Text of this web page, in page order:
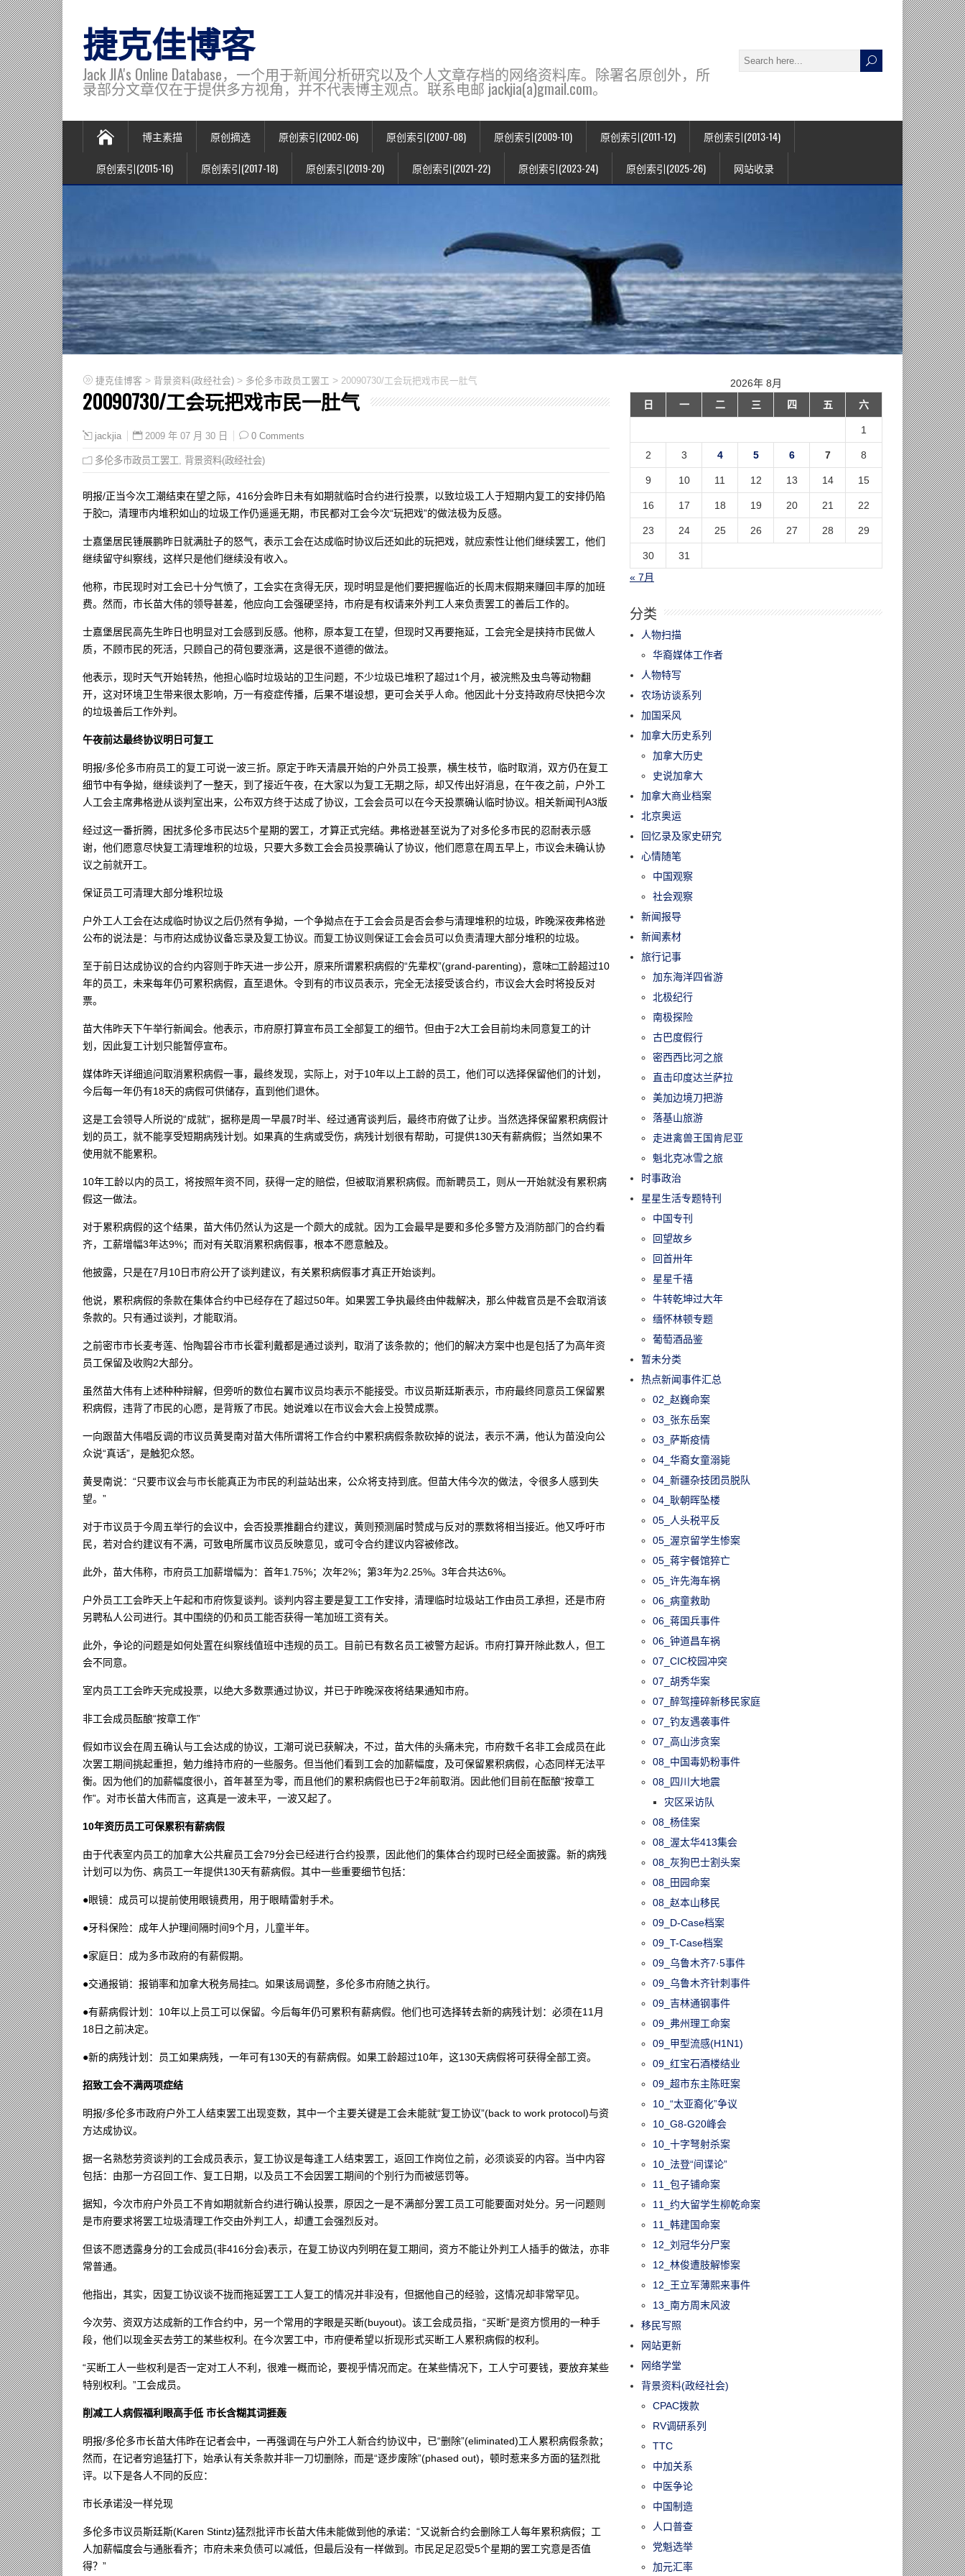
捷克佳博客
Jack JIA's Online Database，一个用于新闻分析研究以及个人文章存档的网络资料库。除署名原创外，所
录部分文章仅在于提供多方视角，并不代表博主观点。联系电邮 jackjia(a)gmail.com。
博主素描 原创摘选 原创索引(2002-06) 原创索引(2007-08) 原创索引(2009-10) 原创索引(2011-12) 原创索引(2013-14)
原创索引(2015-16) 原创索引(2017-18) 原创索引(2019-20) 原创索引(2021-22) 原创索引(2023-24) 原创索引(2025-26) 网站收录
捷克佳博客 > 背景资料(政经社会) > 多伦多市政员工罢工 > 20090730/工会玩把戏市民一肚气
20090730/工会玩把戏市民一肚气
jackjia 2009 年 07 月 30 日 0 Comments
多伦多市政员工罢工 背景资料(政经社会)
明报/正当今次工潮结束在望之际，416分会昨日未有如期就临时合约进行投票，以致垃圾工人于短期内复工的安排仍陷
于胶□，清理市内堆积如山的垃圾工作仍遥遥无期，市民都对工会今次“玩把戏”的做法极为反感。
士嘉堡居民锺展鹏昨日就满肚子的怒气，表示工会在达成临时协议后还如此的玩把戏，就应索性让他们继续罢工，他们
继续留守纠察线，这样只是他们继续没有收入。
他称，市民现时对工会已十分气愤了，工会实在贪得无厌，现时明显是他们要把握临近的长周末假期来赚回丰厚的加班
费。然而，市长苗大伟的领导甚差，他应向工会强硬坚持，市府是有权请来外判工人来负责罢工的善后工作的。
士嘉堡居民高先生昨日也明显对工会感到反感。他称，原本复工在望，但现时又再要拖延，工会完全是挟持市民做人
质，不顾市民的死活，只顾自己的荷包要涨满，这是很不道德的做法。
他表示，现时天气开始转热，他担心临时垃圾站的卫生问题，不少垃圾已堆积了超过1个月，被浣熊及虫鸟等动物翻
开，这对环境卫生带来很太影响，万一有疫症传播，后果不堪设想，更可会关乎人命。他因此十分支持政府尽快把今次
的垃圾善后工作外判。
午夜前达最终协议明日可复工
明报/多伦多市府员工的复工可说一波三折。原定于昨天清晨开始的户外员工投票，横生枝节，临时取消，双方仍在复工
细节中有争拗，继续谈判了一整天，到了接近午夜，在大家以为复工无期之际，却又传出好消息，在午夜之前，户外工
人工会主席弗格逊从谈判室出来，公布双方终于达成了协议，工会会员可以在今天投票确认临时协议。相关新闻刊A3版
经过这一番折腾，困扰多伦多市民达5个星期的罢工，才算正式完结。弗格逊甚至说为了对多伦多市民的忍耐表示感
谢，他们愿意尽快复工清理堆积的垃圾，只要大多数工会会员投票确认了协议，他们愿意在周五早上，市议会未确认协
议之前就开工。
保证员工可清理大部分堆积垃圾
户外工人工会在达成临时协议之后仍然有争拗，一个争拗点在于工会会员是否会参与清理堆积的垃圾，昨晚深夜弗格逊
公布的说法是：与市府达成协议备忘录及复工协议。而复工协议则保证工会会员可以负责清理大部分堆积的垃圾。
至于前日达成协议的合约内容则于昨天进一步公开，原来所谓累积病假的“先辈权”(grand-parenting)，意味□工龄超过10
年的员工，未来每年仍可累积病假，直至退休。令到有的市议员表示，完全无法接受该合约，市议会大会时将投反对
票。
苗大伟昨天下午举行新闻会。他表示，市府原打算宣布员工全部复工的细节。但由于2大工会目前均未同意复工的计
划，因此复工计划只能暂停宣布。
媒体昨天详细追问取消累积病假一事，最终发现，实际上，对于10年以上工龄的员工，他们可以选择保留他们的计划，
今后每一年仍有18天的病假可供储存，直到他们退休。
这是工会领导人所说的“成就”，据称是周一早晨7时半、经过通宵谈判后，最终市府做了让步。当然选择保留累积病假计
划的员工，就不能享受短期病残计划。如果真的生病或受伤，病残计划很有帮助，可提供130天有薪病假；当然如果不
使用就不能累积。
10年工龄以内的员工，将按照年资不同，获得一定的赔偿，但被取消累积病假。而新聘员工，则从一开始就没有累积病
假这一做法。
对于累积病假的这个结果，苗大伟仍然认为这是一个颇大的成就。因为工会最早是要和多伦多警方及消防部门的合约看
齐，工薪增幅3年达9%；而对有关取消累积病假事，根本不愿意触及。
他披露，只是在7月10日市府公开了谈判建议，有关累积病假事才真正开始谈判。
他说，累积病假的条款在集体合约中已经存在了超过50年。如果罢工争执最终由仲裁解决，那么仲裁官员是不会取消该
条款的。只有通过谈判，才能取消。
之前密市市长麦考莲、怡陶碧谷市市长霍利戴都是通过谈判，取消了该条款的；他们的解决方案中也是包括了为高年资
员工保留及收购2大部分。
虽然苗大伟有上述种种辩解，但旁听的数位右翼市议员均表示不能接受。市议员斯廷斯表示，市府最终同意员工保留累
积病假，违背了市民的心愿，是背叛了市民。她说难以在市议会大会上投赞成票。
一向跟苗大伟唱反调的市议员黄旻南对苗大伟所谓将工作合约中累积病假条款砍掉的说法，表示不满，他认为苗没向公
众说“真话”，是触犯众怒。
黄旻南说：“只要市议会与市长能真正为市民的利益站出来，公众将支持到底。但苗大伟今次的做法，令很多人感到失
望。”
对于市议员于今周五举行的会议中，会否投票推翻合约建议，黄则预测届时赞成与反对的票数将相当接近。他又呼吁市
民，若对合约建议有不满，可致电所属市议员反映意见，或可令合约建议内容被修改。
此外，苗大伟称，市府员工加薪增幅为：首年1.75%；次年2%；第3年为2.25%。3年合共达6%。
户外员工工会昨天上午起和市府恢复谈判。谈判内容主要是复工工作安排，清理临时垃圾站工作由员工承担，还是市府
另聘私人公司进行。其中围绕的仍和员工能否获得一笔加班工资有关。
此外，争论的问题是如何处置在纠察线值班中违规的员工。目前已有数名员工被警方起诉。市府打算开除此数人，但工
会不同意。
室内员工工会昨天完成投票，以绝大多数票通过协议，并已于昨晚深夜将结果通知市府。
非工会成员酝酿“按章工作”
假如市议会在周五确认与工会达成的协议，工潮可说已获解决，不过，苗大伟的头痛未完，市府数千名非工会成员在此
次罢工期间挑起重担，勉力维持市府的一些服务。但当他们看到工会的加薪幅度，及可保留累积病假，心态同样无法平
衡。因为他们的加薪幅度很小，首年甚至为零，而且他们的累积病假也已于2年前取消。因此他们目前在酝酿“按章工
作”。对市长苗大伟而言，这真是一波未平，一波又起了。
10年资历员工可保累积有薪病假
由于代表室内员工的加拿大公共雇员工会79分会已经进行合约投票，因此他们的集体合约现时已经全面披露。新的病残
计划可以为伤、病员工一年提供130天有薪病假。其中一些重要细节包括：
●眼镜：成员可以提前使用眼镜费用，用于眼睛雷射手术。
●牙科保险：成年人护理间隔时间9个月，儿童半年。
●家庭日：成为多市政府的有薪假期。
●交通报销：报销率和加拿大税务局挂□。如果该局调整，多伦多市府随之执行。
●有薪病假计划：10年以上员工可以保留。今后每年仍可累积有薪病假。他们也可选择转去新的病残计划：必须在11月
18日之前决定。
●新的病残计划：员工如果病残，一年可有130天的有薪病假。如果工龄超过10年，这130天病假将可获得全部工资。
招致工会不满两项症结
明报/多伦多市政府户外工人结束罢工出现变数，其中一个主要关键是工会未能就“复工协议”(back to work protocol)与资
方达成协议。
据一名熟愁劳资谈判的工会成员表示，复工协议是每逢工人结束罢工，返回工作岗位之前，必须谈妥的内容。当中内容
包括：由那一方召回工作、复工日期，以及员工不会因罢工期间的个别行为而被惩罚等。
据知，今次市府户外员工不肯如期就新合约进行确认投票，原因之一是不满部分罢工员工可能要面对处分。另一问题则
是市府要求将罢工垃圾清理工作交由外判工人，却遭工会强烈反对。
但该不愿透露身分的工会成员(非416分会)表示，在复工协议内列明在复工期间，资方不能让外判工人插手的做法，亦非
常普通。
他指出，其实，因复工协议谈不拢而拖延罢工工人复工的情况并非没有，但据他自己的经验，这情况却非常罕见。
今次劳、资双方达成新的工作合约中，另一个常用的字眼是买断(buyout)。该工会成员指，“买断”是资方惯用的一种手
段，他们以现金买去劳工的某些权利。在今次罢工中，市府便希望以折现形式买断工人累积病假的权利。
“买断工人一些权利是否一定对工人不利，很难一概而论，要视乎情况而定。在某些情况下，工人宁可要钱，要放弃某些
特别权利。”工会成员。
削减工人病假福利眼高手低 市长含糊其词捱轰
明报/多伦多市长苗大伟昨在记者会中，一再强调在与户外工人新合约协议中，已“删除”(eliminated)工人累积病假条款；
然而，在记者穷追猛打下，始承认有关条款并非一刀切删除，而是“逐步废除”(phased out)，顿时惹来多方面的猛烈批
评。以下是各人不同的反应：
市长承诺没一样兑现
多伦多市议员斯廷斯(Karen Stintz)猛烈批评市长苗大伟未能做到他的承诺：“又说新合约会删除工人每年累积病假；工
人加薪幅度会与通胀看齐；市府未来负债可以减低，但最后没有一样做到。市民足足忍受5个星期的罢工究意是否值
得？”
2026年 8月
日
一 二 三 四 五 六
1
2 3 4 5 6 7 8
9 10 11 12 13 14 15
16 17 18 19 20 21 22
23 24 25 26 27 28 29
30
31
« 7月
分类
人物扫描
华裔媒体工作者
人物特写
农场访谈系列
加国采风
加拿大历史系列
加拿大历史
史说加拿大
加拿大商业档案
北京奥运
回忆录及家史研究
心情随笔
中国观察
社会观察
新闻报导
新闻素材
旅行记事
加东海洋四省游
北极纪行
南极探险
古巴度假行
密西西比河之旅
直击印度达兰萨拉
美加边境刀把游
落基山旅游
走进禽兽王国肯尼亚
魁北克冰雪之旅
时事政治
星星生活专题特刊
中国专刊
回望故乡
回首卅年
星星千禧
牛转乾坤过大年
缅怀林顿专题
葡萄酒品鉴
暂未分类
热点新闻事件汇总
02_赵巍命案
03_张东岳案
03_萨斯疫情
04_华裔女童溺毙
04_新疆杂技团员脱队
04_耿朝晖坠楼
05_人头税平反
05_渥京留学生惨案
05_蒋宇餐馆猝亡
05_许先海车祸
06_病童救助
06_蒋国兵事件
06_钟道昌车祸
07_CIC校园冲突
07_胡秀华案
07_醉驾撞碎新移民家庭
07_钓友遇袭事件
07_高山涉贪案
08_中国毒奶粉事件
08_四川大地震
灾区采访队
08_杨佳案
08_渥太华413集会
08_灰狗巴士割头案
08_田园命案
08_赵本山移民
09_D-Case档案
09_T-Case档案
09_乌鲁木齐7·5事件
09_乌鲁木齐针刺事件
09_吉林通钢事件
09_弗州理工命案
09_甲型流感(H1N1)
09_红宝石酒楼结业
09_超市东主陈旺案
10_“太亚裔化”争议
10_G8-G20峰会
10_十字弩射杀案
10_法登“间谍论”
11_包子铺命案
11_约大留学生柳乾命案
11_韩建国命案
12_刘冠华分尸案
12_林俊遭肢解惨案
12_王立军薄熙来事件
13_南方周末风波
移民写照
网站更新
网络学堂
背景资料(政经社会)
CPAC拨款
RV调研系列
TTC
中加关系
中医争论
中国制造
人口普查
党魁选举
加元汇率